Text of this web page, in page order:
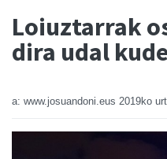
Loiuztarrak
dira udal
a: www.josuandoni.eus 2019ko